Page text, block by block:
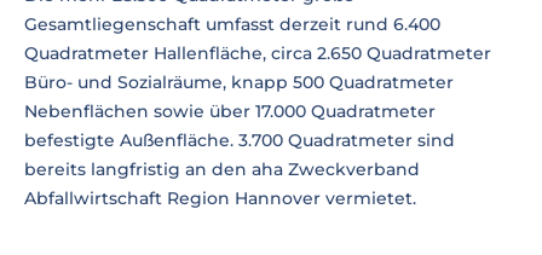
Gesamtliegenschaft umfasst derzeit rund 6.400
Quadratmeter Hallenfläche, circa 2.650 Quadratmeter
Büro- und Sozialräume, knapp 500 Quadratmeter
Nebenflächen sowie über 17.000 Quadratmeter
befestigte Außenfläche. 3.700 Quadratmeter sind
bereits langfristig an den aha Zweckverband
Abfallwirtschaft Region Hannover vermietet.